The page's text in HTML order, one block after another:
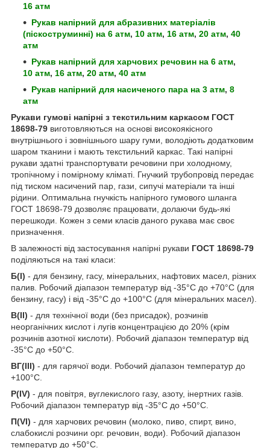
16 атм
Рукав напірний для абразивних матеріалів
(піскоструминні) на 6 атм, 10 атм, 16 атм, 20 атм, 40
атм
Рукав напірний для харчових речовин на 6 атм,
10 атм, 16 атм, 20 атм, 40 атм
Рукав напірний для насиченого пара на 3 атм, 8
атм
Рукави гумові напірні з текстильним каркасом ГОСТ
18698-79 виготовляються на основі високоякісного
внутрішнього і зовнішнього шару гуми, володіють додатковим
шаром тканини і мають текстильний каркас. Такі напірні
рукави здатні транспортувати речовини при холодному,
тропічному і помірному кліматі. Гнучкий трубопровід передає
під тиском насичений пар, гази, сипучі матеріали та інші
рідини. Оптимальна гнучкість напірного гумового шланга
ГОСТ 18698-79 дозволяє працювати, долаючи будь-які
перешкоди. Кожен з семи класів даного рукава має своє
призначення.
В залежності від застосування напірні рукави ГОСТ 18698-79
поділяються на такі класи:
Б(I) - для бензину, гасу, мінеральних, нафтових масел, різних
палив. Робочий діапазон температур від -35°С до +70°С (для
бензину, гасу) і від -35°С до +100°С (для мінеральних масел).
В(II) - для технічної води (без присадок), розчинів
неорганічних кислот і лугів концентрацією до 20% (крім
розчинів азотної кислоти). Робочий діапазон температур від
-35°С до +50°С.
ВГ(III) - для гарячої води. Робочий діапазон температур до
+100°С.
Р(IV) - для повітря, вуглекислого газу, азоту, інертних газів.
Робочий діапазон температур від -35°С до +50°С.
П(VI) - для харчових речовин (молоко, пиво, спирт, вино,
слабокислі розчини орг. речовин, води). Робочий діапазон
температур до +50°С.